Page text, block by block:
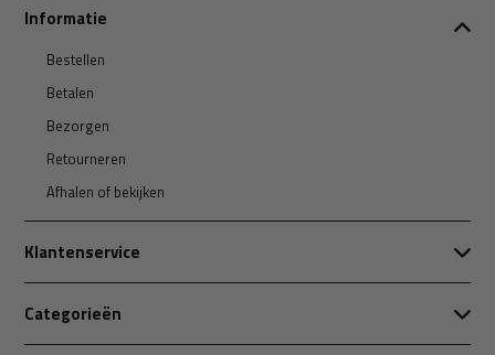
Informatie
Bestellen
Betalen
Bezorgen
Retourneren
Afhalen of bekijken
Klantenservice
Categorieën